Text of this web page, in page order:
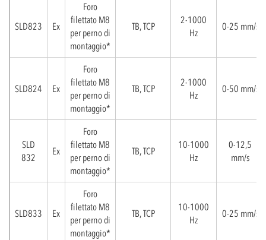
SLD823 Ex
Foro
filettato M8
per perno di
montaggio*
TB, TCP
2-1000
Hz
0-25 mm/s
SLD824 Ex
Foro
filettato M8
per perno di
montaggio*
TB, TCP
2-1000
Hz
0-50 mm/s
SLD
832
Ex
Foro
filettato M8
per perno di
montaggio*
TB, TCP
10-1000
Hz
0-12,5
mm/s
SLD833 Ex
Foro
filettato M8
per perno di
montaggio*
TB, TCP
10-1000
Hz
0-25 mm/s